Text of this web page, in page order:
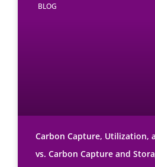
BLOG
Carbon Capture, Utilization,
vs. Carbon Capture and